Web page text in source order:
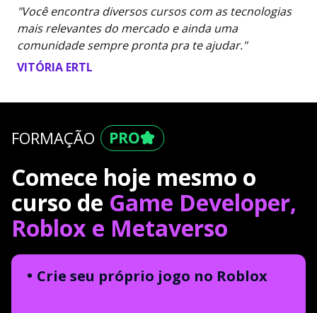
"Você encontra diversos cursos com as tecnologias
mais relevantes do mercado e ainda uma
comunidade sempre pronta pra te ajudar."
VITÓRIA ERTL
FORMAÇÃO
Comece hoje mesmo o
curso de Game Developer,
Roblox e Metaverso
Crie seu próprio jogo no Roblox